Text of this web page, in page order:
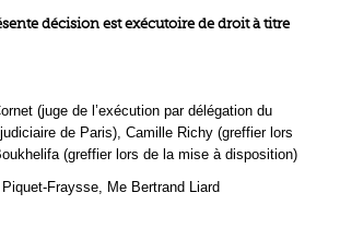
décision est exécutoire de droit à titre
(juge de l’exécution par délégation du
de Paris), Camille Richy (greffier lors
(greffier lors de la mise à disposition)
Fraysse, Me Bertrand Liard